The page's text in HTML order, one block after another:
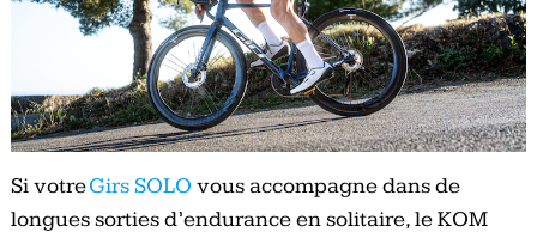
Si votreGirs SOLO vous accompagne dans de
longues sorties d’endurance en solitaire, le KOM